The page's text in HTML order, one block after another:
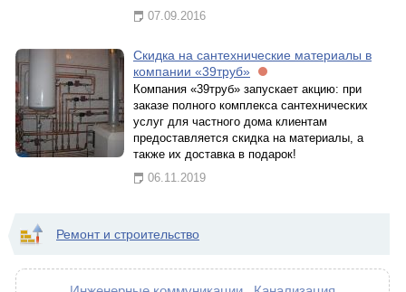
07.09.2016
Скидка на сантехнические материалы в
компании «39труб»
Компания «39труб» запускает акцию: при
заказе полного комплекса сантехнических
услуг для частного дома клиентам
предоставляется скидка на материалы, а
также их доставка в подарок!
06.11.2019
Ремонт и строительство